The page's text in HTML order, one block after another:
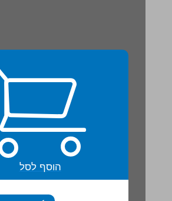
הוסף לסל